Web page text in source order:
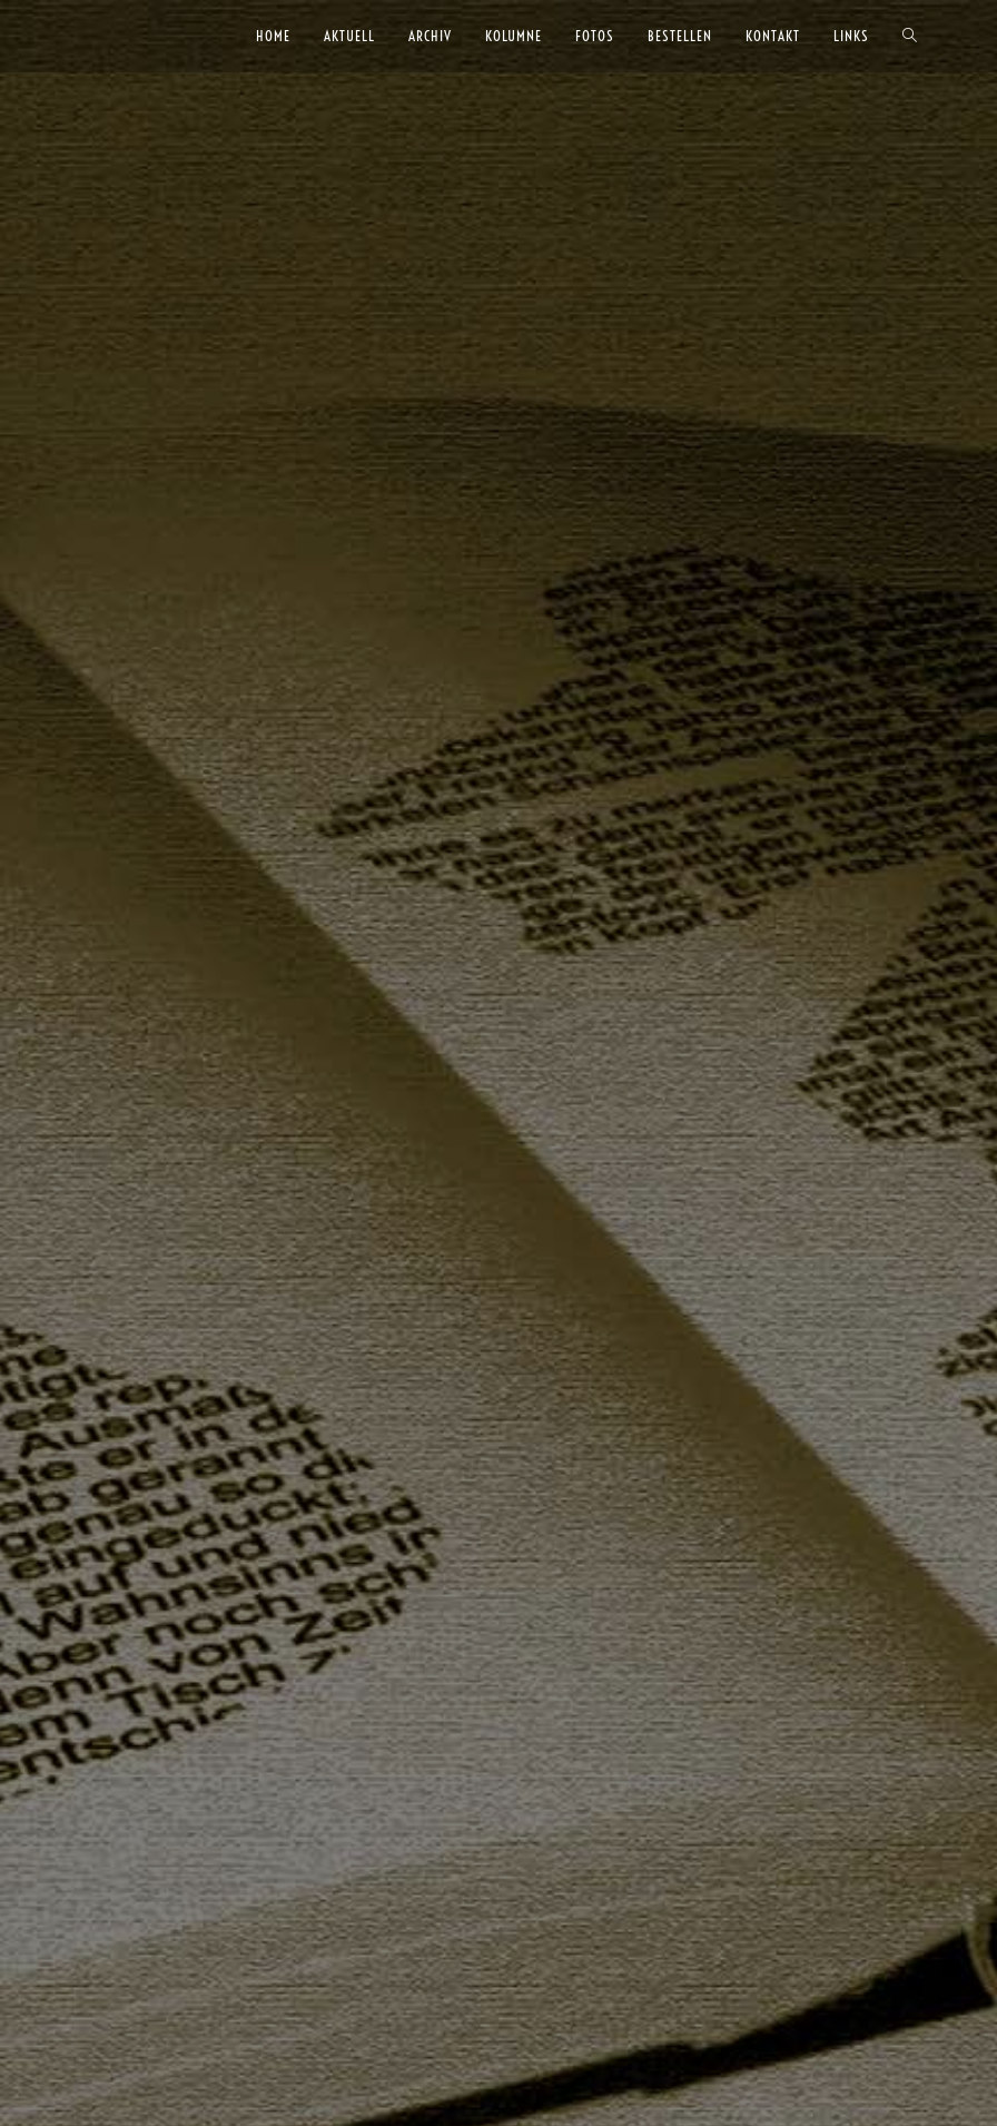
HOME AKTUELL ARCHIV KOLUMNE FOTOS BESTELLEN KONTAKT LINKS